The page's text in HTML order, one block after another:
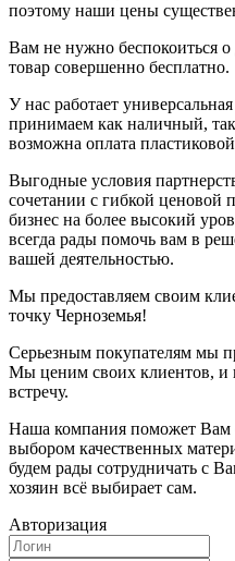
поэтому наши цены
Вам не нужно беспокоиться
товар совершенно бесплатно.
У нас работает
принимаем как наличный,
возможна оплата
Выгодные условия
сочетании с гибкой ценовой
бизнес на более высокий
всегда рады помочь вам в
вашей деятельностью.
Мы предоставляем своим
точку Черноземья!
Серьезным покупателям мы
Мы ценим своих клиентов, и
встречу.
Наша компания поможет Вам
выбором качественных
будем рады сотрудничать с
хозяин всё выбирает сам.
Авторизация